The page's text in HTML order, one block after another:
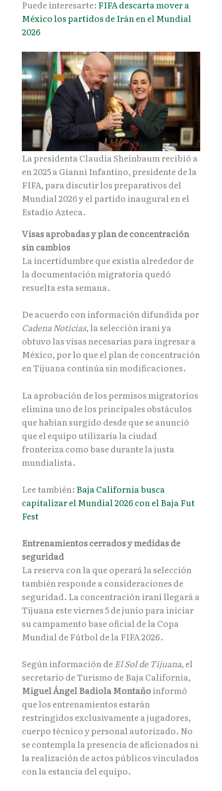
Puede interesarte: FIFA descarta mover a
México los partidos de Irán en el Mundial
2026
La presidenta Claudia Sheinbaum recibió a
en 2025 a Gianni Infantino, presidente de la
FIFA, para discutir los preparativos del
Mundial 2026 y el partido inaugural en el
Estadio Azteca.
Visas aprobadas y plan de concentración
sin cambios
La incertidumbre que existía alrededor de
la documentación migratoria quedó
resuelta esta semana.
De acuerdo con información difundida por
Cadena Noticias, la selección iraní ya
obtuvo las visas necesarias para ingresar a
México, por lo que el plan de concentración
en Tijuana continúa sin modificaciones.
La aprobación de los permisos migratorios
elimina uno de los principales obstáculos
que habían surgido desde que se anunció
que el equipo utilizaría la ciudad
fronteriza como base durante la justa
mundialista.
Lee también: Baja California busca
capitalizar el Mundial 2026 con el Baja Fut
Fest
Entrenamientos cerrados y medidas de
seguridad
La reserva con la que operará la selección
también responde a consideraciones de
seguridad. La concentración iraní llegará a
Tijuana este viernes 5 de junio para iniciar
su campamento base oficial de la Copa
Mundial de Fútbol de la FIFA 2026.
Según información de El Sol de Tijuana, el
secretario de Turismo de Baja California,
Miguel Ángel Badiola Montañoinformó
que los entrenamientos estarán
restringidos exclusivamente a jugadores,
cuerpo técnico y personal autorizado. No
se contempla la presencia de aficionados ni
la realización de actos públicos vinculados
con la estancia del equipo.